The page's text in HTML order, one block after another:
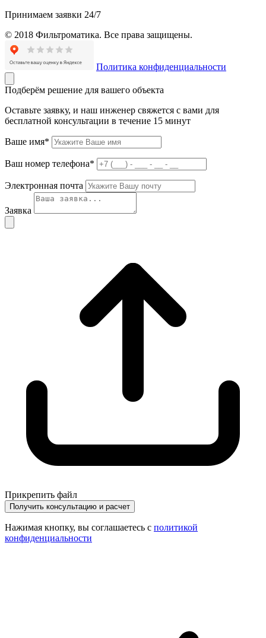
Принимаем заявки 24/7
© 2018 Фильтроматика. Все права защищены.
Политика конфиденциальности
Подберём решение для вашего объекта
Оставьте заявку, и наш инженер свяжется с вами для
бесплатной консультации в течение 15 минут
Ваше имя*
Ваш номер телефона*
Электронная почта
Заявка
Прикрепить файл
Получить консультацию и расчет
Нажимая кнопку, вы соглашаетесь с политикой
конфиденциальности